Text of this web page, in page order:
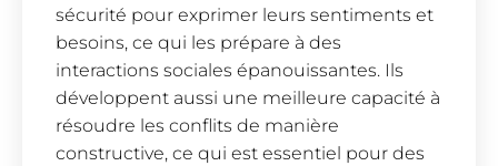
sécurité pour exprimer leurs sentiments et
besoins, ce qui les prépare à des
interactions sociales épanouissantes. Ils
développent aussi une meilleure capacité à
résoudre les conflits de manière
constructive, ce qui est essentiel pour des